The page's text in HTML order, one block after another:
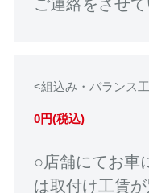
ご連絡をさせて
<組込み・バランス
0円(税込)
○店舗にてお車
は取付け工賃が